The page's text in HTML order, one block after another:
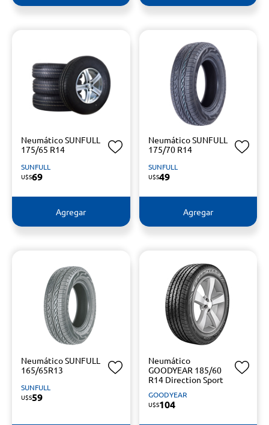
Neumático SUNFULL
175/65 R14
SUNFULL
U$S69
Agregar
Neumático SUNFULL
175/70 R14
SUNFULL
U$S49
Agregar
Neumático SUNFULL
165/65R13
SUNFULL
U$S59
Neumático
GOODYEAR 185/60
R14 Direction Sport
GOODYEAR
U$S104